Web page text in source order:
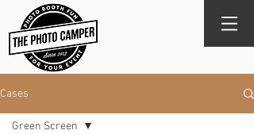
Cases
Green Screen